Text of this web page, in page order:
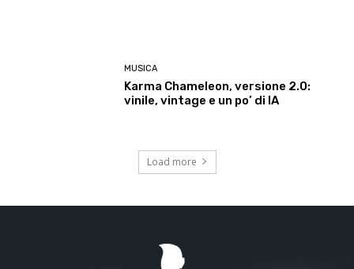
MUSICA
Karma Chameleon, versione 2.0:
vinile, vintage e un po’ di IA
Load more